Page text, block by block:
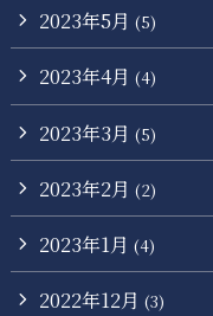
2023年5月 (5)
2023年4月 (4)
2023年3月 (5)
2023年2月 (2)
2023年1月 (4)
2022年12月 (3)